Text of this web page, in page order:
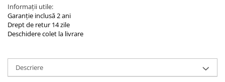
Informații utile:
Garanție inclusă 2 ani
Drept de retur 14 zile
Deschidere colet la livrare
Descriere